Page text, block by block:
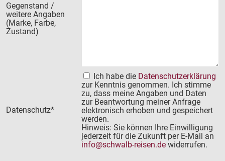
Gegenstand /
weitere Angaben
(Marke, Farbe,
Zustand)
Datenschutz*
Ich habe die Datenschutzerklärung
zur Kenntnis genommen. Ich stimme
zu, dass meine Angaben und Daten
zur Beantwortung meiner Anfrage
elektronisch erhoben und gespeichert
werden.
Hinweis: Sie können Ihre Einwilligung
jederzeit für die Zukunft per E-Mail an
info
schwalb-reisen.de widerrufen.